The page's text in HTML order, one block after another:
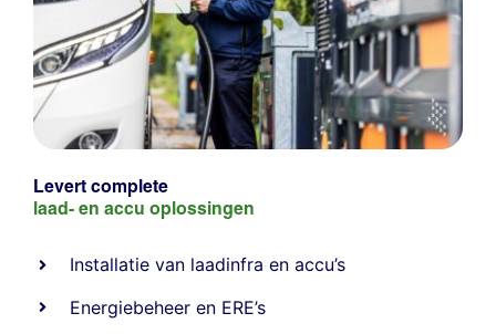
Levert complete
laad- en accu oplossingen
Installatie van laadinfra en accu’s
Energiebeheer en ERE’s